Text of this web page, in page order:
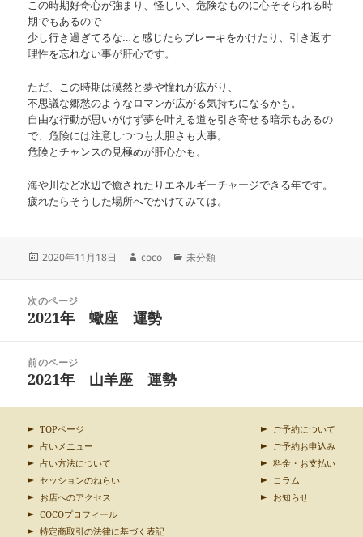
この時期好奇心が強まり、怪しい、危険なものに心そそられる時
期でもあるので
少し行き過ぎてるな…と感じたらブレーキをかけたり、引き返す
理性を忘れない事が肝心です。
ただ、この時期は漠然と夢や憧れが広がり、
不思議な郷愁のようなロマンが広がる気持ちになるかも。
自由な行動が思いがけず夢を叶える道を引き寄せる暗示もあるの
で、危険には注意しつつも大胆さも大事。
危険とチャンスの見極めが肝心かも。
海や川など水辺で癒されたりエネルギーチャージできる年です。
疲れたらそうした場所へでかけてみては。
投
2020年11月18日
作
coco
カ
未分類
次のページ
前
稿:
2021年 蠍座 運勢
前のページ
次
投
稿:
2021年 山羊座 運勢
TOPページ
占いメニュー
占い方法について
セッションのねらい
お店へのアクセス
COCOプロフィール
ご予約について
ご予約お申込み
料金・お支払い
コラム
お知らせ
特定商取引の法律に基づく表記